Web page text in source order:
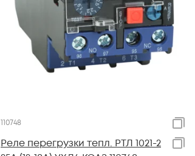
110748
Реле перегрузки тепл. РТЛ 1021-2